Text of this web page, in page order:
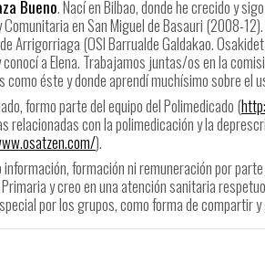
Bueno. Nací en Bilbao, donde he crecido y
Comunitaria en San Miguel de Basauri (2008-
Arrigorriaga (OSI Barrualde Galdakao.
a Elena. Trabajamos juntas/os en la
como éste y donde aprendí muchísimo sobre el
formo parte del equipo del Polimedicado (
relacionadas con la polimedicación y la
).
información, formación ni remuneración por
y creo en una atención sanitaria
por los grupos, como forma de compartir